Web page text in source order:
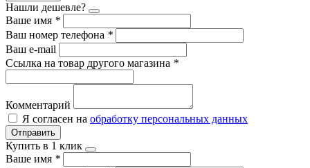
Нашли дешевле?
Ваше имя *
Ваш номер телефона *
Ваш e-mail
Ссылка на товар другого магазина *
Комментарий
Я согласен на обработку персональных данных
Отправить
Купить в 1 клик
Ваше имя *